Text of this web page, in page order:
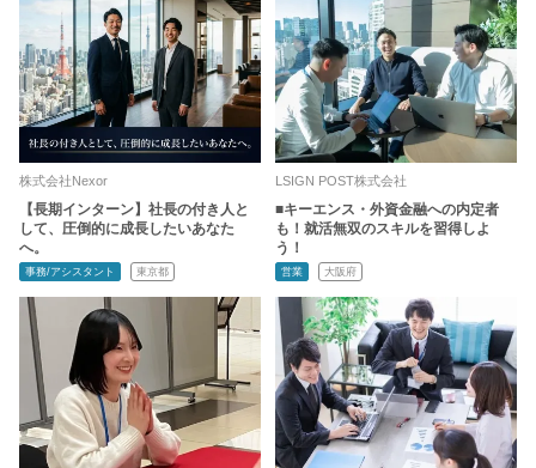
株式会社Nexor
【長期インターン】社長の付き人と
して、圧倒的に成長したいあなた
へ。
事務/アシスタント 東京都
LSIGN POST株式会社
■キーエンス・外資金融への内定者
も！就活無双のスキルを習得しよ
う！
営業 大阪府